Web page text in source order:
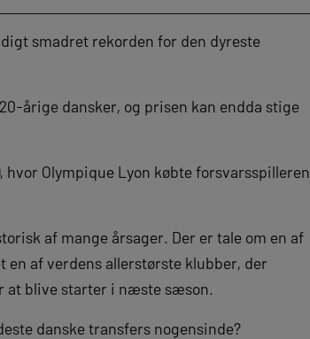
smadret rekorden for den dyreste
årige dansker, og prisen kan endda stige
Olympique Lyon købte forsvarsspilleren
af mange årsager. Der er tale om en af
en af verdens allerstørste klubber, der
at blive starter i næste sæson.
danske transfers nogensinde?